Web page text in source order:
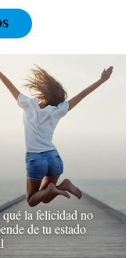
qué la felicidad no
de tu estado